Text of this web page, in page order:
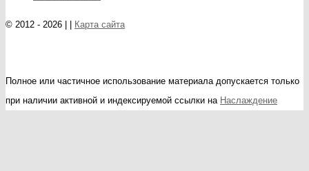
© 2012 - 2026 | | Карта сайта
Полное или частичное использование материала допускается только
при наличии активной и индексируемой ссылки на Наслаждение